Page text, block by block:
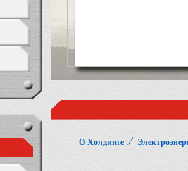
О Холдинге ⁄